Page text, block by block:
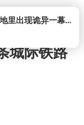
打开西平命案8天未破，玉米地里出现诡异一幕，我突然想起了欧金中
城际铁路